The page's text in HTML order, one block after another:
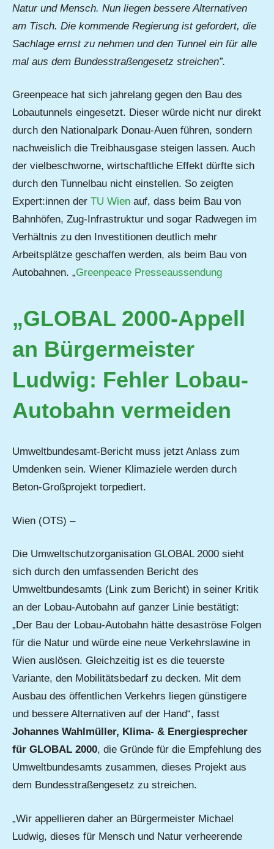
Natur und Mensch. Nun liegen bessere Alternativen
am Tisch. Die kommende Regierung ist gefordert, die
Sachlage ernst zu nehmen und den Tunnel ein für alle
mal aus dem Bundesstraßengesetz streichen”.
Greenpeace hat sich jahrelang gegen den Bau des
Lobautunnels eingesetzt. Dieser würde nicht nur direkt
durch den Nationalpark Donau-Auen führen, sondern
nachweislich die Treibhausgase steigen lassen. Auch
der vielbeschworne, wirtschaftliche Effekt dürfte sich
durch den Tunnelbau nicht einstellen. So zeigten
Expert:innen der TU Wien auf, dass beim Bau von
Bahnhöfen, Zug-Infrastruktur und sogar Radwegen im
Verhältnis zu den Investitionen deutlich mehr
Arbeitsplätze geschaffen werden, als beim Bau von
Autobahnen. „Greenpeace Presseaussendung
„GLOBAL 2000-Appell
an Bürgermeister
Ludwig: Fehler Lobau-
Autobahn vermeiden
Umweltbundesamt-Bericht muss jetzt Anlass zum
Umdenken sein. Wiener Klimaziele werden durch
Beton-Großprojekt torpediert.
Wien (OTS) –
Die Umweltschutzorganisation GLOBAL 2000 sieht
sich durch den umfassenden Bericht des
Umweltbundesamts (Link zum Bericht) in seiner Kritik
an der Lobau-Autobahn auf ganzer Linie bestätigt:
„Der Bau der Lobau-Autobahn hätte desaströse Folgen
für die Natur und würde eine neue Verkehrslawine in
Wien auslösen. Gleichzeitig ist es die teuerste
Variante, den Mobilitätsbedarf zu decken. Mit dem
Ausbau des öffentlichen Verkehrs liegen günstigere
und bessere Alternativen auf der Hand“, fasst
Johannes Wahlmüller, Klima- & Energiesprecher
für GLOBAL 2000, die Gründe für die Empfehlung des
Umweltbundesamts zusammen, dieses Projekt aus
dem Bundesstraßengesetz zu streichen.
„Wir appellieren daher an Bürgermeister Michael
Ludwig, dieses für Mensch und Natur verheerende